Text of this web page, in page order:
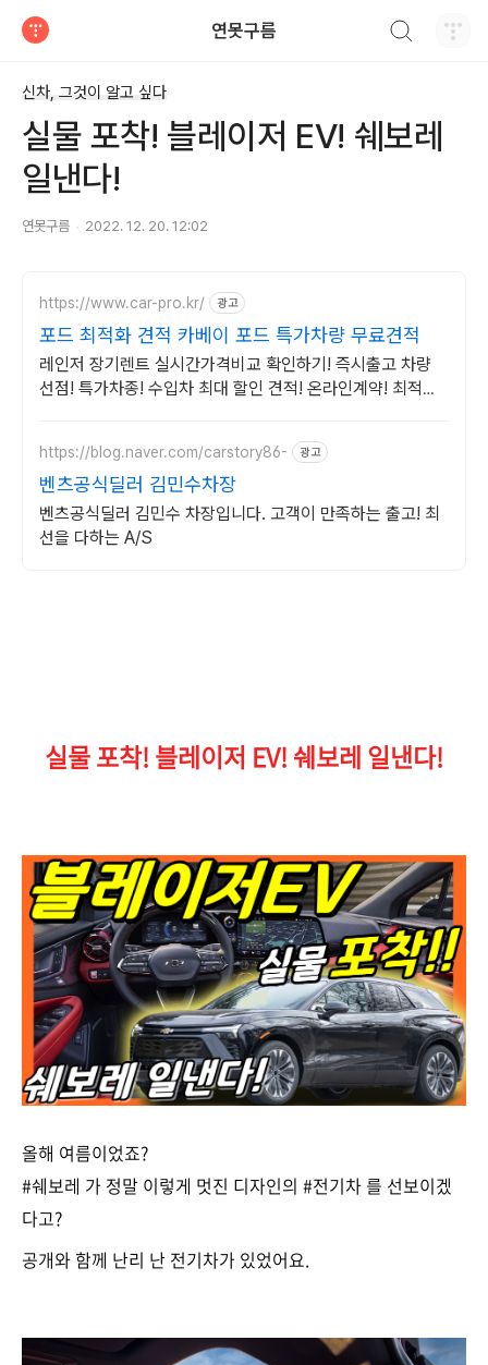
연못구름
신차, 그것이 알고 싶다
실물 포착! 블레이저 EV! 쉐보레
일낸다!
연못구름 2022. 12. 20. 12:02
https://www.car-pro.kr/ 광고
포드 최적화 견적 카베이 포드 특가차량 무료견적
레인저 장기렌트 실시간가격비교 확인하기! 즉시출고 차량
선점! 특가차종! 수입차 최대 할인 견적! 온라인계약! 최적가
https://blog.naver.com/carstory86- 광고
벤츠공식딜러 김민수차장
벤츠공식딜러 김민수 차장입니다. 고객이 만족하는 출고! 최
선을 다하는 A/S
실물 포착! 블레이저 EV! 쉐보레 일낸다!
올해 여름이었죠?
#쉐보레 가 정말 이렇게 멋진 디자인의 #전기차 를 선보이겠
다고?
공개와 함께 난리 난 전기차가 있었어요.